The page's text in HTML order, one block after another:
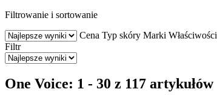
Filtrowanie i sortowanie
Cena Typ skóry Marki Właściwości
Filtr
One Voice: 1 - 30 z 117 artykułów